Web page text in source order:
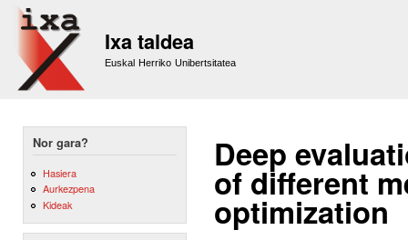
Ixa taldea
Euskal Herriko Unibertsitatea
Nor gara?
Hasiera
Aurkezpena
Kideak
Deep
of different
optimization